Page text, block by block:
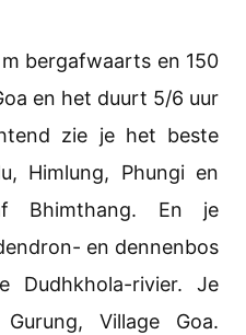
bergafwaarts en 150
en het duurt 5/6 uur
zie je het beste
Himlung, Phungi en
Bhimthang. En je
en dennenbos
Dudhkhola-rivier. Je
Village Goa.